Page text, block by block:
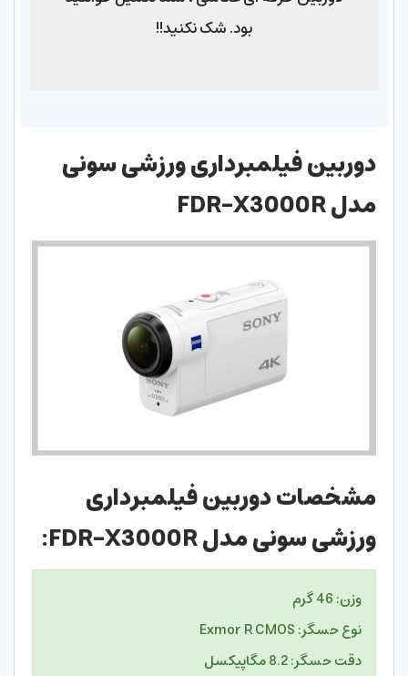
بود. شک نکنید!!
دوربین فیلمبرداری ورزشی سونی
مدل FDR-X3000R
مشخصات دوربین فیلمبرداری
ورزشی سونی مدل FDR-X3000R:
وزن: 46 گرم
نوع حسگر: Exmor R CMOS
دقت حسگر: 8.2 مگاپیکسل